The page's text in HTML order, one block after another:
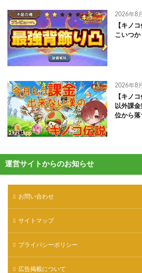
2026年8
【キノ
こいつ
2026年8
【キノ
以外課
位から落
運営サイトからのお知らせ
お問い合わせ
サイトマップ
プライバシーポリシー
広告掲載について